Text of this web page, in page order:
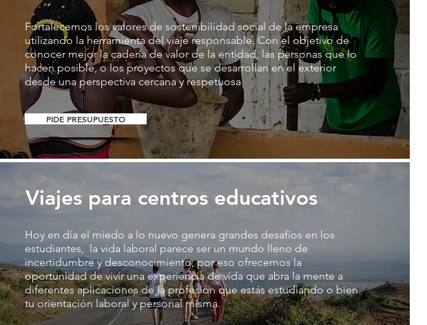
Fortalecemos los valores de sostenibilidad social de la empresa
utilizando la herramienta del viaje responsable. Con el objetivo de
conocer mejor la cadena de valor de la entidad, las personas que lo
hacen posible, o los proyectos que se desarrollan en el exterior
desde una perspectiva cercana y respetuosa
PIDE PRESUPUESTO
Viajes para centros educativos
Hoy en día el miedo a lo nuevo genera grandes desafíos en los
estudiantes, la vida laboral parece ser un mundo lleno de
incertidumbre y desconocimiento, por eso ofrecemos la
oportunidad de vivir una experiencia de vida que abra la mente a
diferentes aplicaciones de la profesión que estás estudiando o bien
tu orientación laboral y personal misma.